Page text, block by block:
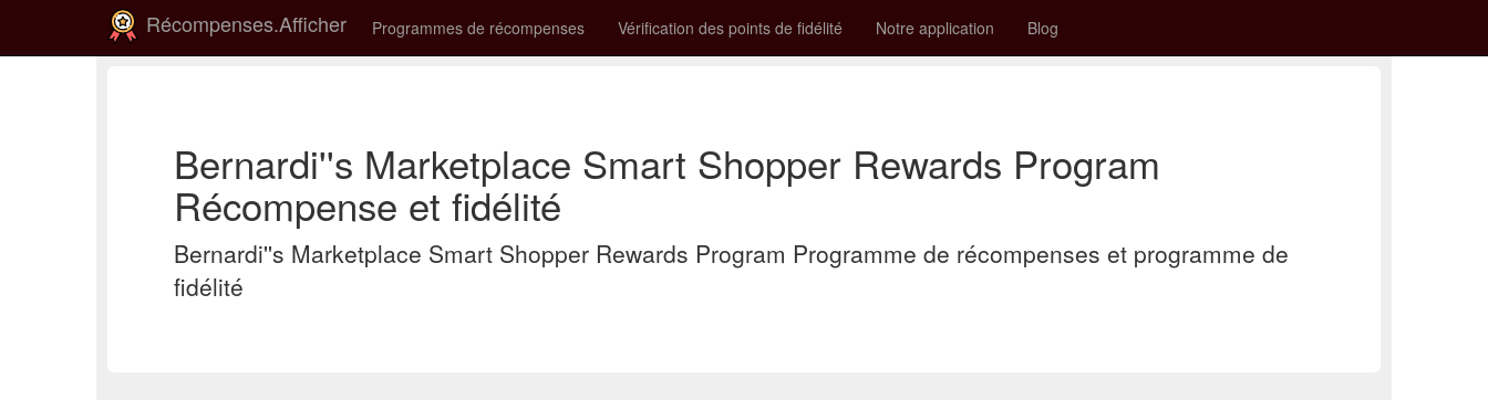
Récompenses.Afficher Programmes de récompenses Vérification des points de fidélité Notre application Blog
Bernardi''s Marketplace Smart Shopper Rewards Program
Récompense et fidélité
Bernardi''s Marketplace Smart Shopper Rewards Program Programme de récompenses et programme de
fidélité